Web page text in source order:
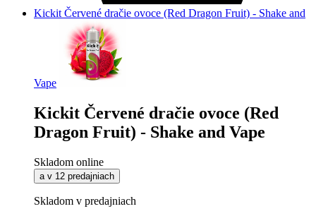
Kickit Červené dračie ovoce (Red Dragon Fruit) - Shake and
Vape
Kickit Červené dračie ovoce (Red
Dragon Fruit) - Shake and Vape
Skladom online
a v 12 predajniach
Skladom v predajniach